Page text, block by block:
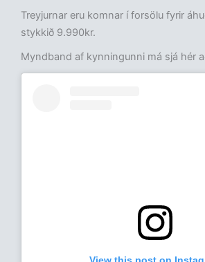
Treyjurnar eru komnar í forsölu fyrir
stykkið 9.990kr.
Myndband af kynningunni má sjá hér